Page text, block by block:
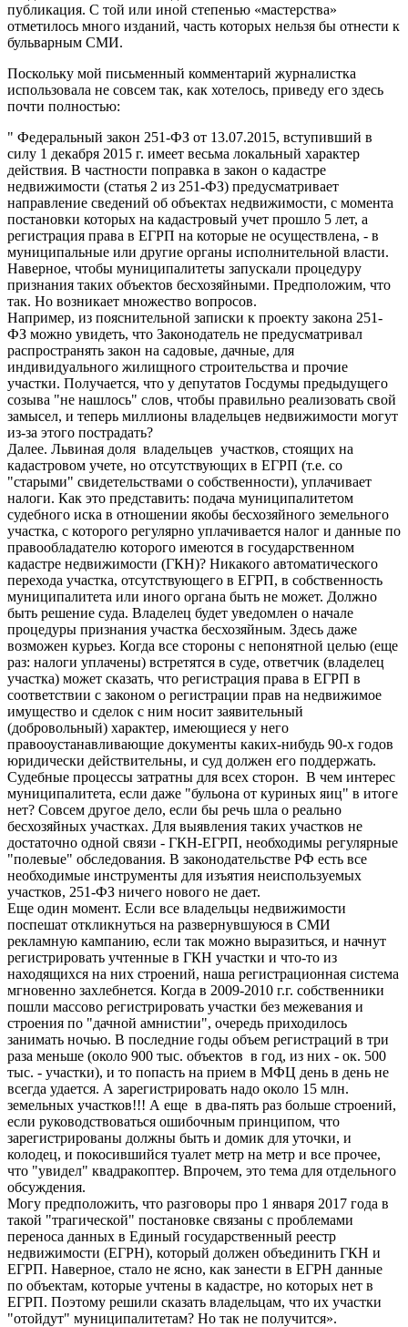
публикация. С той или иной степенью «мастерства»
отметилось много изданий, часть которых нельзя бы отнести к
бульварным СМИ.
Поскольку мой письменный комментарий журналистка
использовала не совсем так, как хотелось, приведу его здесь
почти полностью:
" Федеральный закон 251-ФЗ от 13.07.2015, вступивший в
силу 1 декабря 2015 г. имеет весьма локальный характер
действия. В частности поправка в закон о кадастре
недвижимости (статья 2 из 251-ФЗ) предусматривает
направление сведений об объектах недвижимости, с момента
постановки которых на кадастровый учет прошло 5 лет, а
регистрация права в ЕГРП на которые не осуществлена, - в
муниципальные или другие органы исполнительной власти.
Наверное, чтобы муниципалитеты запускали процедуру
признания таких объектов бесхозяйными. Предположим, что
так. Но возникает множество вопросов.
Например, из пояснительной записки к проекту закона 251-
ФЗ можно увидеть, что Законодатель не предусматривал
распространять закон на садовые, дачные, для
индивидуального жилищного строительства и прочие
участки. Получается, что у депутатов Госдумы предыдущего
созыва "не нашлось" слов, чтобы правильно реализовать свой
замысел, и теперь миллионы владельцев недвижимости могут
из-за этого пострадать?
Далее. Львиная доля владельцев участков, стоящих на
кадастровом учете, но отсутствующих в ЕГРП (т.е. со
"старыми" свидетельствами о собственности), уплачивает
налоги. Как это представить: подача муниципалитетом
судебного иска в отношении якобы бесхозяйного земельного
участка, с которого регулярно уплачивается налог и данные по
правообладателю которого имеются в государственном
кадастре недвижимости (ГКН)? Никакого автоматического
перехода участка, отсутствующего в ЕГРП, в собственность
муниципалитета или иного органа быть не может. Должно
быть решение суда. Владелец будет уведомлен о начале
процедуры признания участка бесхозяйным. Здесь даже
возможен курьез. Когда все стороны с непонятной целью (еще
раз: налоги уплачены) встретятся в суде, ответчик (владелец
участка) может сказать, что регистрация права в ЕГРП в
соответствии с законом о регистрации прав на недвижимое
имущество и сделок с ним носит заявительный
(добровольный) характер, имеющиеся у него
правооустанавливающие документы каких-нибудь 90-х годов
юридически действительны, и суд должен его поддержать.
Судебные процессы затратны для всех сторон. В чем интерес
муниципалитета, если даже "бульона от куриных яиц" в итоге
нет? Совсем другое дело, если бы речь шла о реально
бесхозяйных участках. Для выявления таких участков не
достаточно одной связи - ГКН-ЕГРП, необходимы регулярные
"полевые" обследования. В законодательстве РФ есть все
необходимые инструменты для изъятия неиспользуемых
участков, 251-ФЗ ничего нового не дает.
Еще один момент. Если все владельцы недвижимости
поспешат откликнуться на развернувшуюся в СМИ
рекламную кампанию, если так можно выразиться, и начнут
регистрировать учтенные в ГКН участки и что-то из
находящихся на них строений, наша регистрационная система
мгновенно захлебнется. Когда в 2009-2010 г.г. собственники
пошли массово регистрировать участки без межевания и
строения по "дачной амнистии", очередь приходилось
занимать ночью. В последние годы объем регистраций в три
раза меньше (около 900 тыс. объектов в год, из них - ок. 500
тыс. - участки), и то попасть на прием в МФЦ день в день не
всегда удается. А зарегистрировать надо около 15 млн.
земельных участков!!! А еще в два-пять раз больше строений,
если руководствоваться ошибочным принципом, что
зарегистрированы должны быть и домик для уточки, и
колодец, и покосившийся туалет метр на метр и все прочее,
что "увидел" квадракоптер. Впрочем, это тема для отдельного
обсуждения.
Могу предположить, что разговоры про 1 января 2017 года в
такой "трагической" постановке связаны с проблемами
переноса данных в Единый государственный реестр
недвижимости (ЕГРН), который должен объединить ГКН и
ЕГРП. Наверное, стало не ясно, как занести в ЕГРН данные
по объектам, которые учтены в кадастре, но которых нет в
ЕГРП. Поэтому решили сказать владельцам, что их участки
"отойдут" муниципалитетам? Но так не получится».